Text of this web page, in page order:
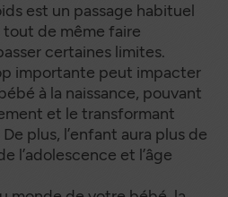
est un passage habituel
tout de même faire
certaines limites.
importante peut impacter
à la naissance, pouvant
et le transformant
plus, l’enfant aura plus de
l’adolescence et l’âge